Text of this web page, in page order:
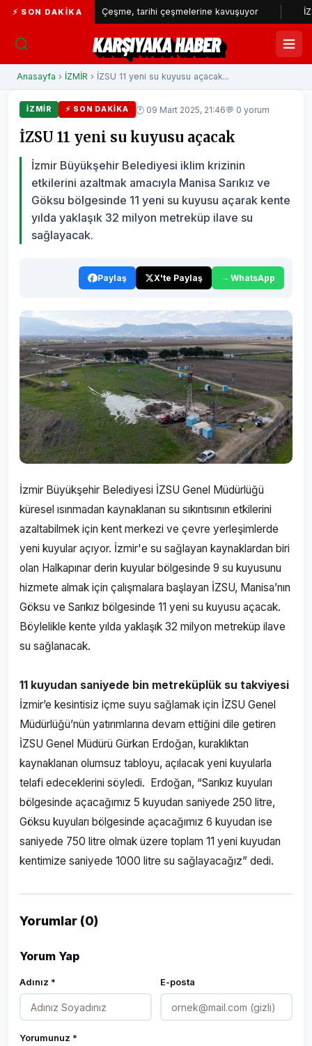
⚡ SON DAKIKAÇeşme, tarihi çeşmelerine kavuşuyor İZSU’dan
KARŞIYAKA HABER
Anasayfa › İZMİR › İZSU 11 yeni su kuyusu açacak...
İZMİR ⚡ SON DAKIKA 🕐 09 Mart 2025, 21:46💬 0 yorum
İZSU 11 yeni su kuyusu açacak
İzmir Büyükşehir Belediyesi iklim krizinin
etkilerini azaltmak amacıyla Manisa Sarıkız ve
Göksu bölgesinde 11 yeni su kuyusu açarak kente
yılda yaklaşık 32 milyon metreküp ilave su
sağlayacak.
Paylaş X'te Paylaş WhatsApp
İzmir Büyükşehir Belediyesi İZSU Genel Müdürlüğü
küresel ısınmadan kaynaklanan su sıkıntısının etkilerini
azaltabilmek için kent merkezi ve çevre yerleşimlerde
yeni kuyular açıyor. İzmir'e su sağlayan kaynaklardan biri
olan Halkapınar derin kuyular bölgesinde 9 su kuyusunu
hizmete almak için çalışmalara başlayan İZSU, Manisa’nın
Göksu ve Sarıkız bölgesinde 11 yeni su kuyusu açacak.
Böylelikle kente yılda yaklaşık 32 milyon metreküp ilave
su sağlanacak.
11 kuyudan saniyede bin metreküplük su takviyesi
İzmir’e kesintisiz içme suyu sağlamak için İZSU Genel
Müdürlüğü’nün yatırımlarına devam ettiğini dile getiren
İZSU Genel Müdürü Gürkan Erdoğan, kuraklıktan
kaynaklanan olumsuz tabloyu, açılacak yeni kuyularla
telafi edeceklerini söyledi. Erdoğan, “Sarıkız kuyuları
bölgesinde açacağımız 5 kuyudan saniyede 250 litre,
Göksu kuyuları bölgesinde açacağımız 6 kuyudan ise
saniyede 750 litre olmak üzere toplam 11 yeni kuyudan
kentimize saniyede 1000 litre su sağlayacağız” dedi.
Yorumlar (0)
Yorum Yap
Adınız * E-posta
Yorumunuz *